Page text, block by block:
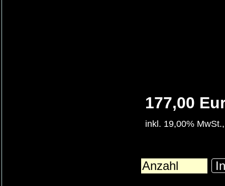
177,00
inkl. 19,00%